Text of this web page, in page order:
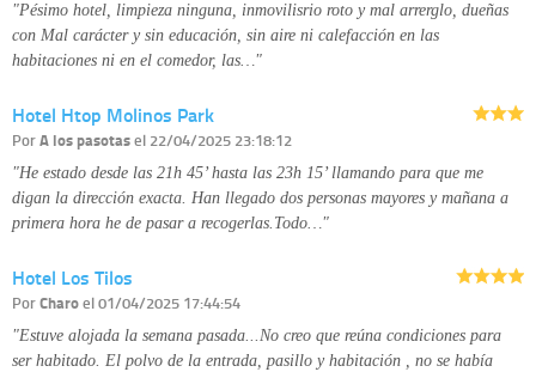
"Pésimo hotel, limpieza ninguna, inmovilisrio roto y mal arrerglo, dueñas
con Mal carácter y sin educación, sin aire ni calefacción en las
habitaciones ni en el comedor, las…"
Hotel Htop Molinos Park
PorA los pasotasel 22/04/2025 23:18:12
"He estado desde las 21h 45’ hasta las 23h 15’ llamando para que me
digan la dirección exacta. Han llegado dos personas mayores y mañana a
primera hora he de pasar a recogerlas.Todo…"
Hotel Los Tilos
PorCharoel 01/04/2025 17:44:54
"Estuve alojada la semana pasada...No creo que reúna condiciones para
ser habitado. El polvo de la entrada, pasillo y habitación , no se había